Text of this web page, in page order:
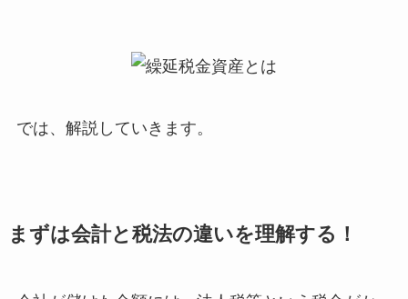
では、解説していきます。
まずは会計と税法の違いを理解する！